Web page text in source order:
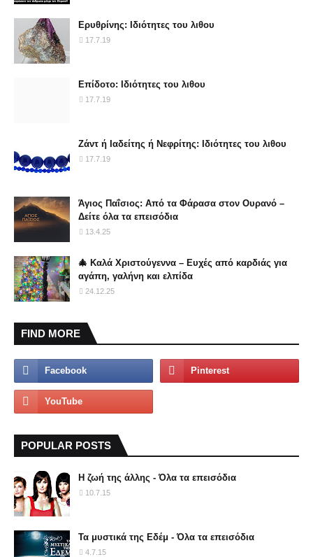
Ερυθρίνης: Ιδιότητες του λιθου
17.7.19
Επίδοτο: Ιδιότητες του λιθου
17.7.19
Ζάντ ή Ιαδείτης ή Νεφρίτης: Ιδιότητες του λιθου
17.7.19
Άγιος Παΐσιος: Από τα Φάρασα στον Ουρανό –
Δείτε όλα τα επεισόδια
13.4.25
🎄 Καλά Χριστούγεννα – Ευχές από καρδιάς για
αγάπη, γαλήνη και ελπίδα
24.12.25
FIND MORE
POPULAR POSTS
Η ζωή της άλλης - Όλα τα επεισόδια
10.7.15
Τα μυστικά της Εδέμ - Όλα τα επεισόδια
4.7.15